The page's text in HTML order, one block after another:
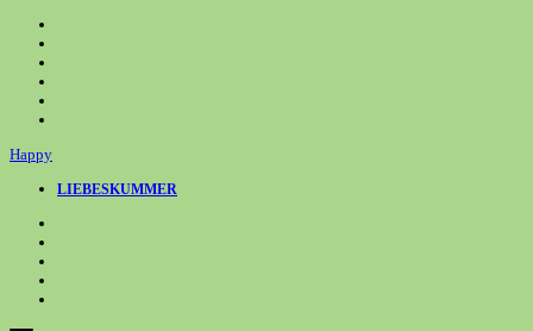
Inhalt
springen
Happy
LIEBESKUMMER